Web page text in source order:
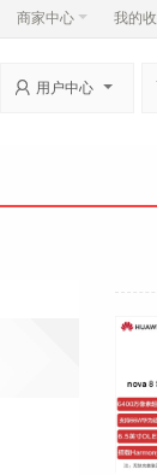
商家中心 我的
 用户中心